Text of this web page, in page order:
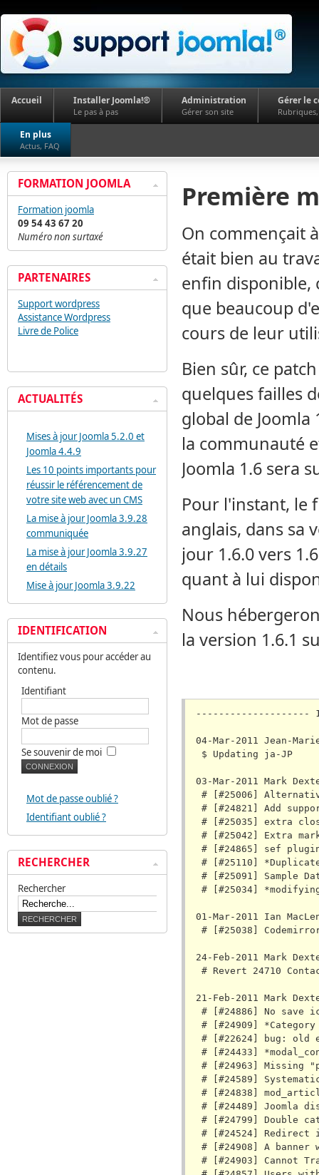
Accueil Installer Joomla!®
Le pas à pas
Administration
Gérer son site
Gérer le
En plus
Actus, FAQ
Première
On commençait
était bien au
enfin disponible,
que beaucoup
cours de leur
Bien sûr, ce
quelques failles
global de
la communauté
Joomla 1.6 sera
Pour l'instant, le
anglais, dans sa
jour 1.6.0 vers
quant à lui
Nous
la version 1.6.1
-------------------- 1.6.1 Stable Release [07-Mar-2011] ------------------

04-Mar-2011 Jean-Marie Simonet
 $ Updating ja-JP

03-Mar-2011 Mark Dexter
 # [#25006] Alternative Layout Not Implemented in com_search, com_users
 # [#24821] Add support for defer/async to JDocument
 # [#25035] extra closing div in \components\com_weblinks\views\form\tmpl\edit.php
 # [#25042] Extra markup in some component views
 # [#24865] sef plugin results in a blank page for large content
 # [#25110] *Duplicated module is published
 # [#25091] Sample Data Typo
 # [#25034] *modifying Beez5 to compatibility with RTL 

01-Mar-2011 Ian MacLennan
 # [#25038] Codemirror update causes improper characters in template html/css editing

24-Feb-2011 Mark Dexter
 # Revert 24710 Contact language is ignored in frontend

21-Feb-2011 Mark Dexter
 # [#24886] No save icon in article editor for new article with category level permission
 # [#24909] *Category Save as Copy does not save with different title/alias
 # [#22624] bug: old extension version reported from cache after automatic extension update**
 # [#24433] *modal_contacts field type problems
 # [#24963] Missing "parent" css class if menu is collapsed
 # [#24589] Systematic elimination of DS as directory separator - Round 2
 # [#24838] mod_articles_category generates a PHP warning when using language filter
 # [#24489] Joomla displaying error after uploading an image using Media Manager and the path does not stay where it is after the upload
 # [#24799] Double category strings in URLs
 # [#24524] Redirect is Not Working with SEF
 # [#24908] A banner with limited impressions will never show
 # [#24903] Cannot Translate Option Values using JForm SQL Field Type**
 # [#24857] Users with create permission in a category cannot see the image button below the editor
 # [#24993] Cannot allow a group to create in a single sub category
 # [#24307] Login form does not use https
 # [#24528] Fatal error in mod_articles_category when showing readmore
 # [#24880] Can't display teaser text in full article view.
 # [#24914] Wrong class in kategory list mode
 # [#24548] Abort during install of component and module fail due to rollback methods being protected instead of public.
 # [#24389] Plugins installed via discover are enabled
 # [#22832] PNG images are not optimized
 # [#24519] Don't use the $() function in JavaScript.
 # [#25022] Upgrade Geshi to 1.0.8.10
 # [#24675] typo in databasequery.php - udpate
 # [#25011] Beez_20 and Beez 5 xml patch
 # [#23491] Upgrade Codemirror to Version 0.94
 # [#24740] Make some scripts compatible with Mootools 1.3
 
21-Feb-2011 Jean-Marie Simonet
 # [#24999] The strings used for the display column in the module assignment slider are confusing. Thanks Elin and Andrea
 # [#24983] modifying Beez 20 to compatibility with RTL
FORMATION JOOMLA
Formation joomla
09 54 43 67 20
Numéro non surtaxé
PARTENAIRES
Support wordpress
Assistance Wordpress
Livre de Police
ACTUALITÉS
Mises à jour Joomla 5.2.0 et
Joomla 4.4.9
Les 10 points importants pour
réussir le référencement de
votre site web avec un CMS
La mise à jour Joomla 3.9.28
communiquée
La mise à jour Joomla 3.9.27
en détails
Mise à jour Joomla 3.9.22
IDENTIFICATION
Identifiez vous pour accéder au
contenu.
Identifiant
Mot de passe
Se souvenir de moi
Mot de passe oublié ?
Identifiant oublié ?
RECHERCHER
Rechercher